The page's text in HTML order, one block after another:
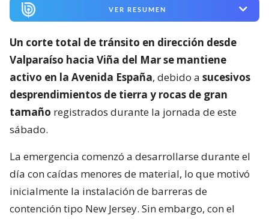
VER RESUMEN
Un corte total de tránsito en dirección desde
Valparaíso hacia Viña del Mar se mantiene
activo en la Avenida España, debido a sucesivos
desprendimientos de tierra y rocas de gran
tamaño registrados durante la jornada de este
sábado.
La emergencia comenzó a desarrollarse durante el
día con caídas menores de material, lo que motivó
inicialmente la instalación de barreras de
contención tipo New Jersey. Sin embargo, con el